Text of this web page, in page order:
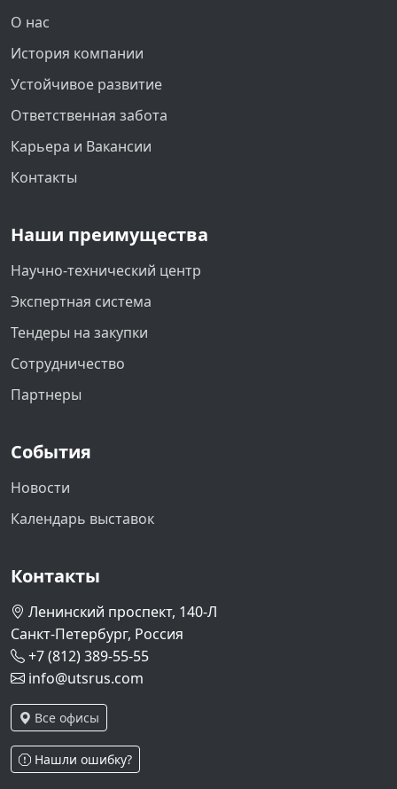
О нас
История компании
Устойчивое развитие
Ответственная забота
Карьера и Вакансии
Контакты
Наши преимущества
Научно-технический центр
Экспертная система
Тендеры на закупки
Сотрудничество
Партнеры
События
Новости
Календарь выставок
Контакты
Ленинский проспект, 140-Л
Санкт-Петербург, Россия
+7 (812) 389-55-55
info@utsrus.com
Все офисы
Нашли ошибку?